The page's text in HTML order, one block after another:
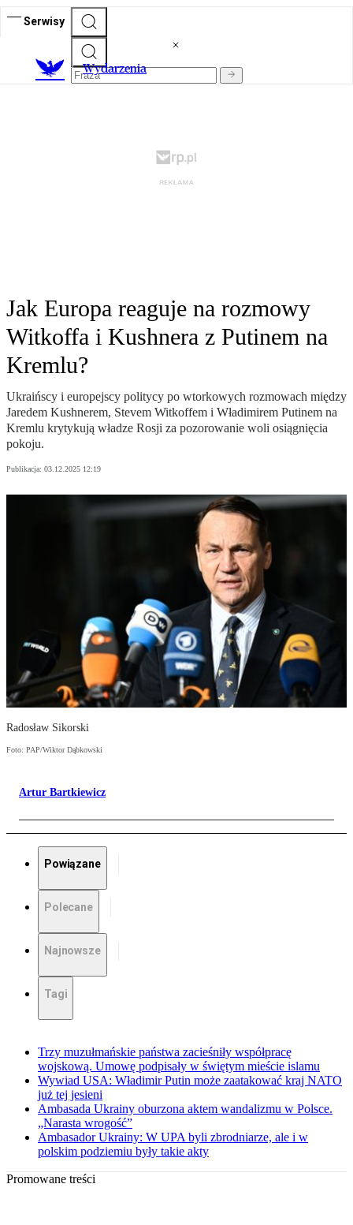
Serwisy
Wydarzenia
Jak Europa reaguje na rozmowy
Witkoffa i Kushnera z Putinem na
Kremlu?
Ukraińscy i europejscy politycy po wtorkowych rozmowach między
Jaredem Kushnerem, Stevem Witkoffem i Władimirem Putinem na
Kremlu krytykują władze Rosji za pozorowanie woli osiągnięcia
pokoju.
Publikacja: 03.12.2025 12:19
Radosław Sikorski
Foto: PAP/Wiktor Dąbkowski
Artur Bartkiewicz
Powiązane
Polecane
Najnowsze
Tagi
Trzy muzułmańskie państwa zacieśniły współpracę
wojskową. Umowę podpisały w świętym mieście islamu
Wywiad USA: Władimir Putin może zaatakować kraj NATO
już tej jesieni
Ambasada Ukrainy oburzona aktem wandalizmu w Polsce.
„Narasta wrogość”
Ambasador Ukrainy: W UPA byli zbrodniarze, ale i w
polskim podziemiu były takie akty
Promowane treści